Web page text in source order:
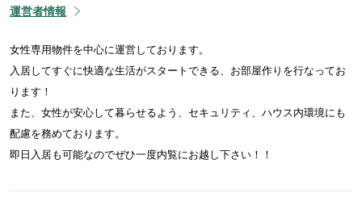
運営者情報
女性専用物件を中心に運営しております。
入居してすぐに快適な生活がスタートできる、お部屋作りを行なってお
ります！
また、女性が安心して暮らせるよう、セキュリティ、ハウス内環境にも
配慮を務めております。
即日入居も可能なのでぜひ一度内覧にお越し下さい！！